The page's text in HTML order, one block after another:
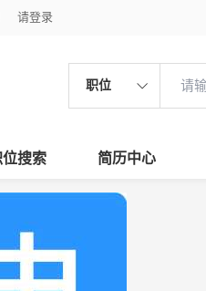
请登录
职位
位搜索 简历中心